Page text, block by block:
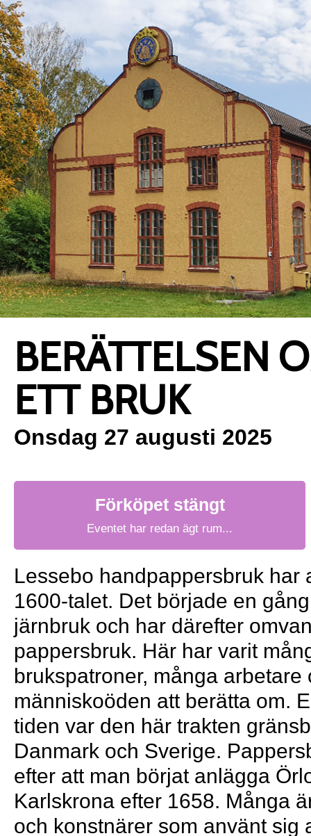
BERÄTTELSEN
ETT BRUK
Onsdag 27 augusti 2025
Förköpet stängt
Eventet har redan ägt rum...
Lessebo handpappersbruk har
1600-talet. Det började en
järnbruk och har därefter
pappersbruk. Här har varit
brukspatroner, många arbetare
människoöden att berätta om.
tiden var den här trakten
Danmark och Sverige.
efter att man börjat anlägga
Karlskrona efter 1658. Många
och konstnärer som använt sig